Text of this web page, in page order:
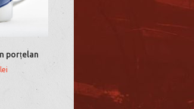
porțelan
lei